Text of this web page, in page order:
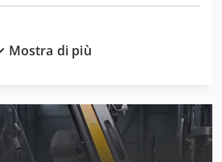
Mostra di più